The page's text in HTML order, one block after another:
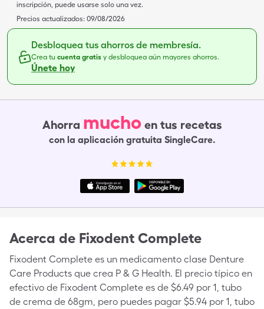
inscripción, puede usarse solo una vez.
Precios actualizados: 09/08/2026
Desbloquea tus ahorros de membresía.
Crea tu cuenta gratis y desbloquea aún mayores ahorros.
Únete hoy
Ahorra mucho en tus recetas
con la aplicación gratuita SingleCare.
Acerca de Fixodent Complete
Fixodent Complete es un medicamento clase Denture
Care Products que crea P & G Health. El precio típico en
efectivo de Fixodent Complete es de $6.49 por 1, tubo
de crema de 68gm, pero puedes pagar $5.94 por 1, tubo